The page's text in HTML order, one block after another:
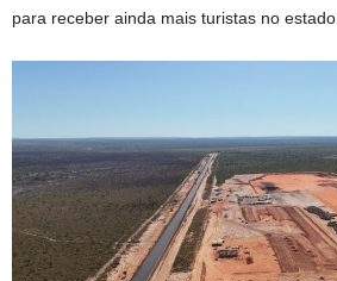
para receber ainda mais turistas no estado.